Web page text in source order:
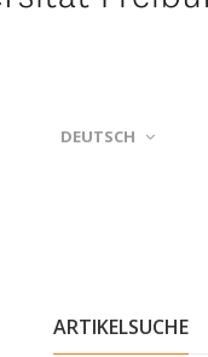
DEUTSCH
ARTIKELSUCHE